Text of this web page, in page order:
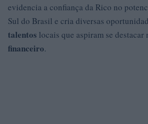
evidencia a confiança da Rico no
Sul do Brasil e cria diversas
talentos locais que aspiram se destacar
financeiro.